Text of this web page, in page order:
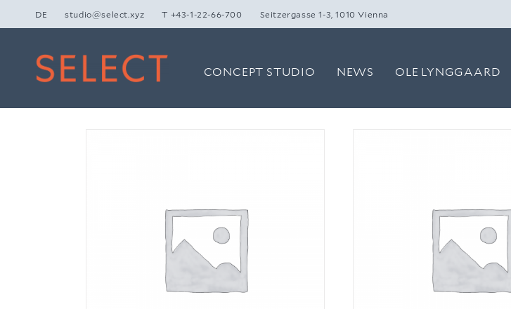
springen
DE studio@select.xyz T +43-1-22-66-700 Seitzergasse 1-3, 1010 Vienna
CONCEPT STUDIO NEWS OLE LYNGGAARD